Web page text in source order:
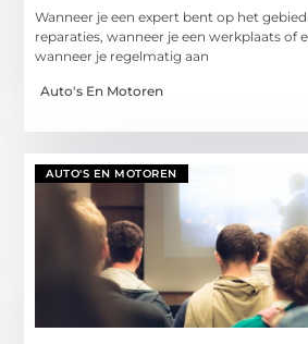
Wanneer je een expert bent op het
reparaties, wanneer je een werkplaats of
wanneer je regelmatig aan
Auto's En Motoren
AUTO'S EN MOTOREN